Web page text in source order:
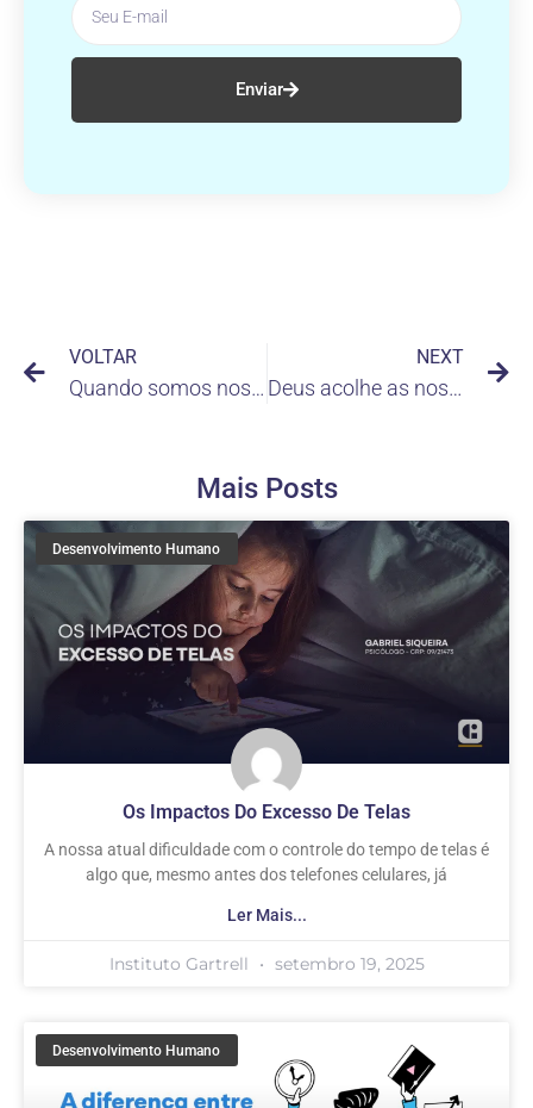
Enviar
VOLTAR
Quando somos nossos piores inimigos
NEXT
Deus acolhe as nossas orações por causa Dele, não de nós
Mais Posts
Desenvolvimento Humano
Os Impactos Do Excesso De Telas
A nossa atual dificuldade com o controle do tempo de telas é
algo que, mesmo antes dos telefones celulares, já
Ler Mais...
Instituto Gartrell setembro 19, 2025
Desenvolvimento Humano